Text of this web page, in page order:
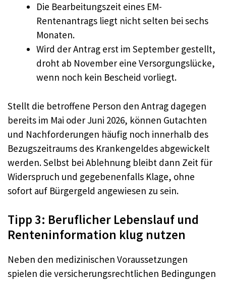
Die Bearbeitungszeit eines EM-
Rentenantrags liegt nicht selten bei sechs
Monaten.
Wird der Antrag erst im September gestellt,
droht ab November eine Versorgungslücke,
wenn noch kein Bescheid vorliegt.
Stellt die betroffene Person den Antrag dagegen
bereits im Mai oder Juni 2026, können Gutachten
und Nachforderungen häufig noch innerhalb des
Bezugszeitraums des Krankengeldes abgewickelt
werden. Selbst bei Ablehnung bleibt dann Zeit für
Widerspruch und gegebenenfalls Klage, ohne
sofort auf Bürgergeld angewiesen zu sein.
Tipp 3: Beruflicher Lebenslauf und
Renteninformation klug nutzen
Neben den medizinischen Voraussetzungen
spielen die versicherungsrechtlichen Bedingungen